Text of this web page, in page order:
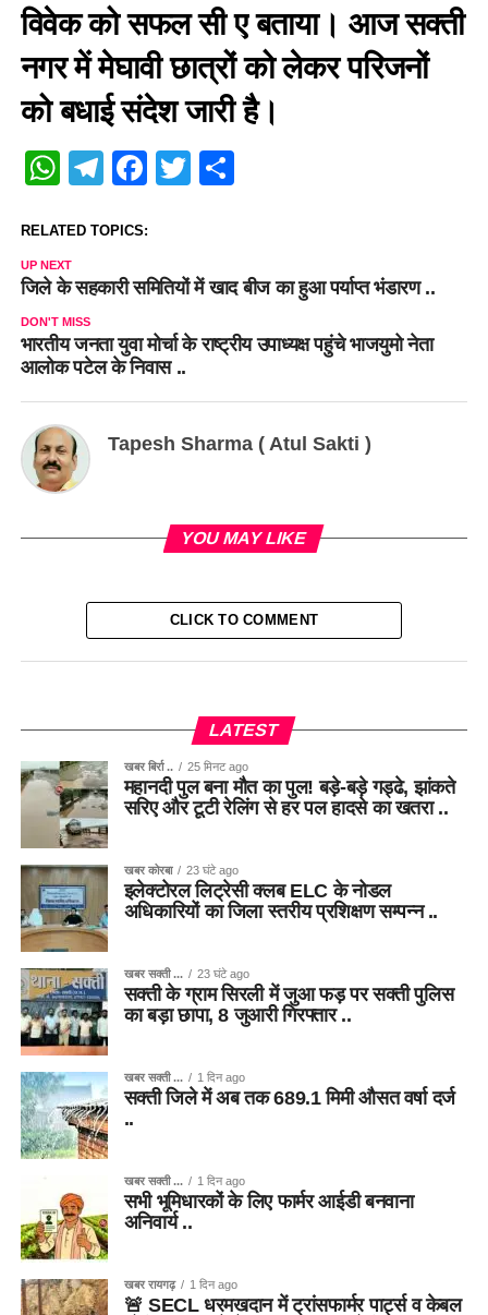
विवेक को सफल सी ए बताया। आज सक्ती
नगर में मेघावी छात्रों को लेकर परिजनों
को बधाई संदेश जारी है।
WhatsApp
Telegram
Facebook
Twitter
RELATED TOPICS:
UP NEXT
जिले के सहकारी समितियों में खाद बीज का हुआ पर्याप्त भंडारण ..
DON'T MISS
भारतीय जनता युवा मोर्चा के राष्ट्रीय उपाध्यक्ष पहुंचे भाजयुमो नेता
आलोक पटेल के निवास ..
Tapesh Sharma ( Atul Sakti )
YOU MAY LIKE
CLICK TO COMMENT
LATEST
खबर बिर्रा .. 25 मिनट ago
महानदी पुल बना मौत का पुल! बड़े-बड़े गड्ढे, झांकते
सरिए और टूटी रेलिंग से हर पल हादसे का खतरा ..
खबर कोरबा 23 घंटे ago
इलेक्टोरल लिट्रेसी क्लब ELC के नोडल
अधिकारियों का जिला स्तरीय प्रशिक्षण सम्पन्न ..
खबर सक्ती ... 23 घंटे ago
सक्ती के ग्राम सिरली में जुआ फड़ पर सक्ती पुलिस
का बड़ा छापा, 8 जुआरी गिरफ्तार ..
खबर सक्ती ... 1 दिन ago
सक्ती जिले में अब तक 689.1 मिमी औसत वर्षा दर्ज
..
खबर सक्ती ... 1 दिन ago
सभी भूमिधारकों के लिए फार्मर आईडी बनवाना
अनिवार्य ..
खबर रायगढ़ 1 दिन ago
🚨 SECL धरमखदान में ट्रांसफार्मर पार्ट्स व केबल